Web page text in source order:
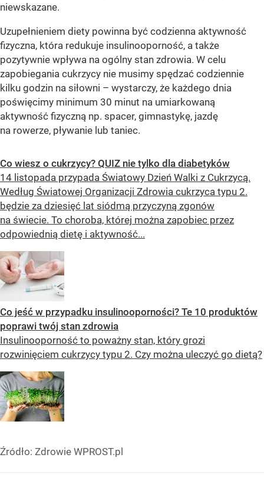
niewskazane.
Uzupełnieniem diety powinna być codzienna aktywność
fizyczna, która redukuje insulinooporność, a także
pozytywnie wpływa na ogólny stan zdrowia. W celu
zapobiegania cukrzycy nie musimy spędzać codziennie
kilku godzin na siłowni – wystarczy, że każdego dnia
poświęcimy minimum 30 minut na umiarkowaną
aktywność fizyczną np. spacer, gimnastykę, jazdę
na rowerze, pływanie lub taniec.
Co wiesz o cukrzycy? QUIZ nie tylko dla diabetyków
14 listopada przypada Światowy Dzień Walki z Cukrzycą.
Według Światowej Organizacji Zdrowia cukrzyca typu 2.
będzie za dziesięć lat siódmą przyczyną zgonów
na świecie. To choroba, której można zapobiec przez
odpowiednią dietę i aktywność...
Co jeść w przypadku insulinooporności? Te 10 produktów
poprawi twój stan zdrowia
Insulinooporność to poważny stan, który grozi
rozwinięciem cukrzycy typu 2. Czy można uleczyć go dietą?
Źródło: Zdrowie WPROST.pl